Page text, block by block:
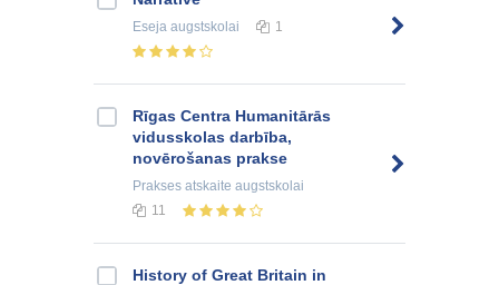
Eseja augstskolai 1
Rīgas Centra Humanitārās
vidusskolas darbība,
novērošanas prakse
Prakses atskaite augstskolai
11
History of Great Britain in